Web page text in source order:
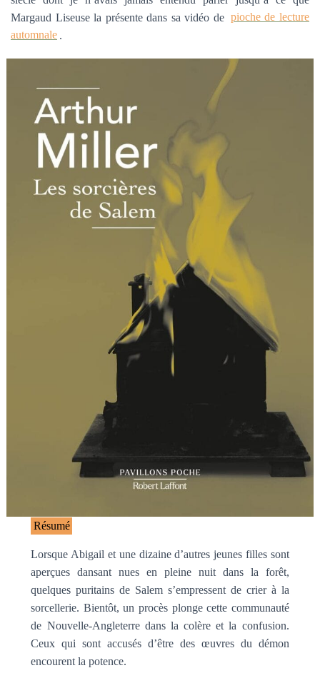
Margaud Liseuse la présente dans sa vidéo de pioche de lecture
automnale .
Résumé
Lorsque Abigail et une dizaine d’autres jeunes filles sont
aperçues dansant nues en pleine nuit dans la forêt,
quelques puritains de Salem s’empressent de crier à la
sorcellerie. Bientôt, un procès plonge cette communauté
de Nouvelle-Angleterre dans la colère et la confusion.
Ceux qui sont accusés d’être des œuvres du démon
encourent la potence.